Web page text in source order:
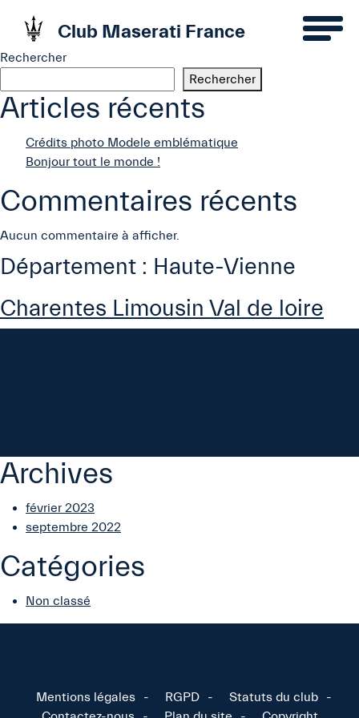
Club Maserati France
Rechercher
Rechercher
Articles récents
Crédits photo Modele emblématique
Bonjour tout le monde !
Commentaires récents
Aucun commentaire à afficher.
Département : Haute-Vienne
Charentes Limousin Val de loire
Archives
février 2023
septembre 2022
Catégories
Non classé
Mentions légales RGPD
Statuts du club